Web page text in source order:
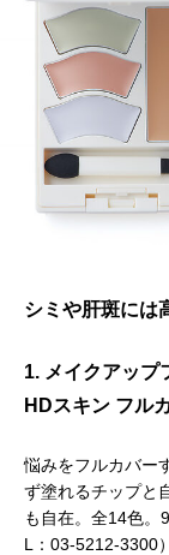
シミや肝斑には
1. メイクアップ
HDスキン フル
悩みをフルカバー
ず塗れるチップと
も自在。全14色。
L：03-5212-3300）